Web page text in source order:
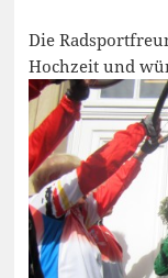
Die
Hochzeit und